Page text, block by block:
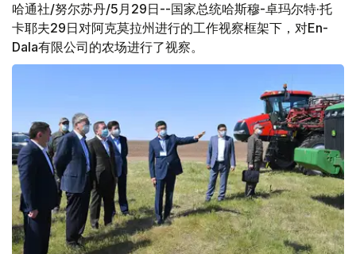
哈通社/努尔苏丹/5月29日--国家总统哈斯穆-卓玛尔特·托
卡耶夫29日对阿克莫拉州进行的工作视察框架下，对En-
Dala有限公司的农场进行了视察。